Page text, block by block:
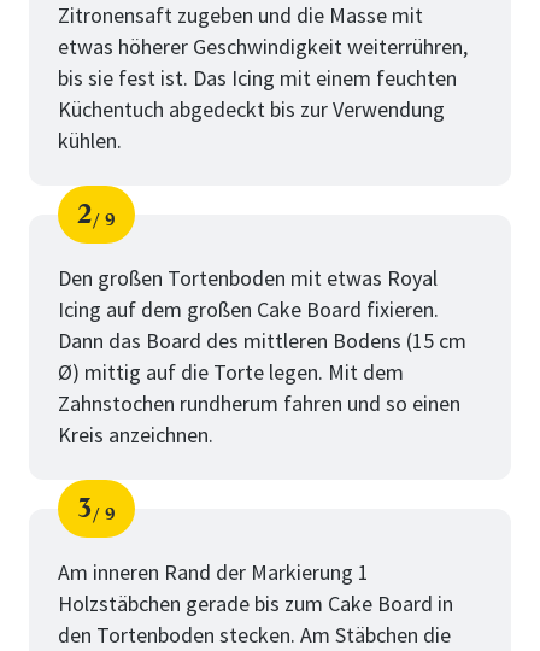
Zitronensaft zugeben und die Masse mit
etwas höherer Geschwindigkeit weiterrühren,
bis sie fest ist. Das Icing mit einem feuchten
Küchentuch abgedeckt bis zur Verwendung
kühlen.
Schritt
2
von
9
Den großen Tortenboden mit etwas Royal
Icing auf dem großen Cake Board fixieren.
Dann das Board des mittleren Bodens (15 cm
Ø) mittig auf die Torte legen. Mit dem
Zahnstochen rundherum fahren und so einen
Kreis anzeichnen.
Schritt
3
von
9
Am inneren Rand der Markierung 1
Holzstäbchen gerade bis zum Cake Board in
den Tortenboden stecken. Am Stäbchen die